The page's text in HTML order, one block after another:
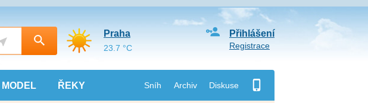
MODEL ŘEKY Sníh Archiv Diskuse
Přihlášení
Registrace
Praha
23.7 °C